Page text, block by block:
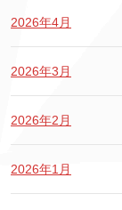
2026年4月
2026年3月
2026年2月
2026年1月